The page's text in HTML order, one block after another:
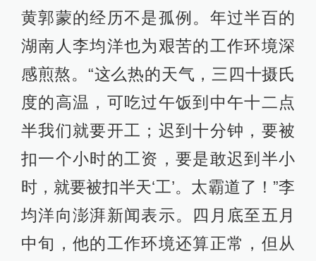
黄郭蒙的经历不是孤例。年过半百的
湖南人李均洋也为艰苦的工作环境深
感煎熬。“这么热的天气，三四十摄氏
度的高温，可吃过午饭到中午十二点
半我们就要开工；迟到十分钟，要被
扣一个小时的工资，要是敢迟到半小
时，就要被扣半天‘工’。太霸道了！”李
均洋向澎湃新闻表示。四月底至五月
中旬，他的工作环境还算正常，但从